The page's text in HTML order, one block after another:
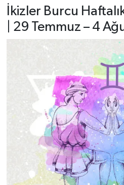
İkizler Burcu
| 29 Temmuz – 4